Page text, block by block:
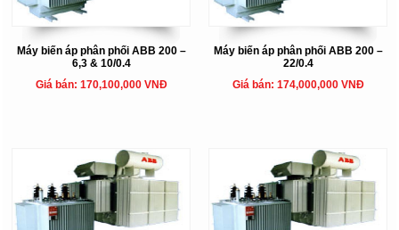
Máy biến áp phân phối ABB 200 –
6,3 & 10/0.4
Giá bán: 170,100,000 VNĐ
Máy biến áp phân phối ABB 200 –
22/0.4
Giá bán: 174,000,000 VNĐ